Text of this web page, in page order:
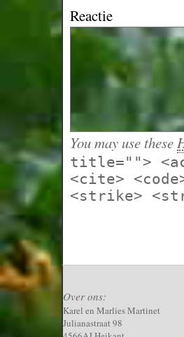
Reactie
You may use these
title="">
<cite>
<strike>
Over ons:
Karel en Marlies Martinet
Julianastraat 98